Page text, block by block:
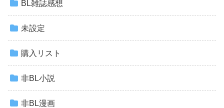
BL雑誌感想
未設定
購入リスト
非BL小説
非BL漫画